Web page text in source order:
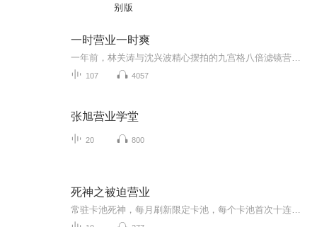
别版
一时营业一时爽
107 4057
张旭营业学堂
20 800
死神之被迫营业